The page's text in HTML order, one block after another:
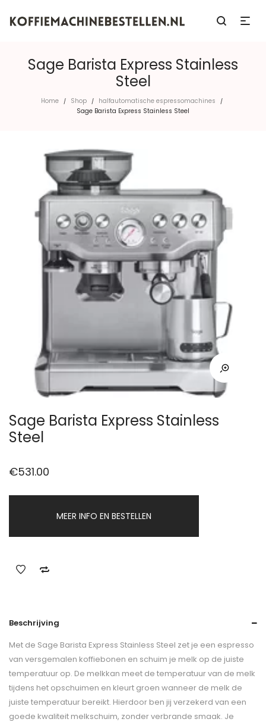
Sage Barista Express Stainless
Steel
Home / Shop / halfautomatische espressomachines /
Sage Barista Express Stainless Steel
Sage Barista Express Stainless
Steel
€531.00
MEER INFO EN BESTELLEN
Beschrijving
Met de Sage Barista Express Stainless Steel zet je een espresso
van versgemalen koffiebonen en schuim je melk op de juiste
temperatuur op. De melkkan meet de temperatuur van de melk
tijdens het opschuimen en kleurt groen wanneer de melk de
juiste temperatuur bereikt. Hierdoor ben jij verzekerd van een
goede kwaliteit melkschuim, zonder verbrande smaak. Je